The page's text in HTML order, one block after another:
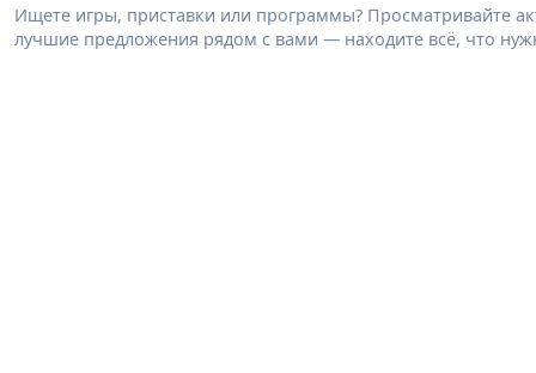
Ищете игры, приставки или программы? Просматривайте
лучшие предложения рядом с вами — находите всё, что